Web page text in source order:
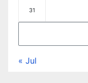
31
« Jul